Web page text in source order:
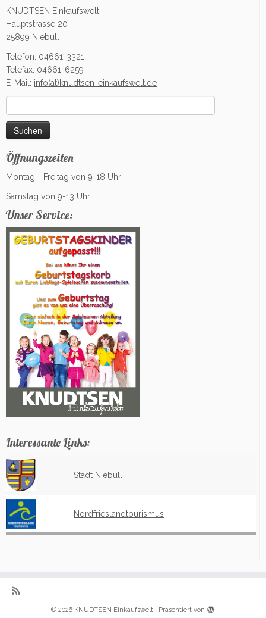
KNUDTSEN Einkaufswelt
Hauptstrasse 20
25899 Niebüll
Telefon: 04661-3321
Telefax: 04661-6259
E-Mail: info(at)knudtsen-einkaufswelt.de
nach:
Öffnungszeiten
Montag - Freitag von 9-18 Uhr
Samstag von 9-13 Uhr
Unser Service:
Interessante Links:
Stadt Niebüll
Nordfrieslandtourismus
· © 2026 KNUDTSEN Einkaufswelt · Präsentiert von ·